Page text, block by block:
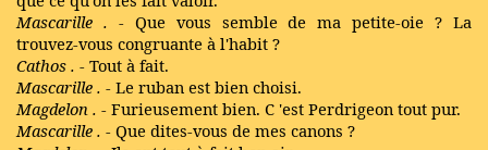
Mascarille . - Que vous semble de ma petite-oie ? La
trouvez-vous congruante à l'habit ?
Cathos . - Tout à fait.
Mascarille . - Le ruban est bien choisi.
Magdelon . - Furieusement bien. C 'est Perdrigeon tout pur.
Mascarille . - Que dites-vous de mes canons ?